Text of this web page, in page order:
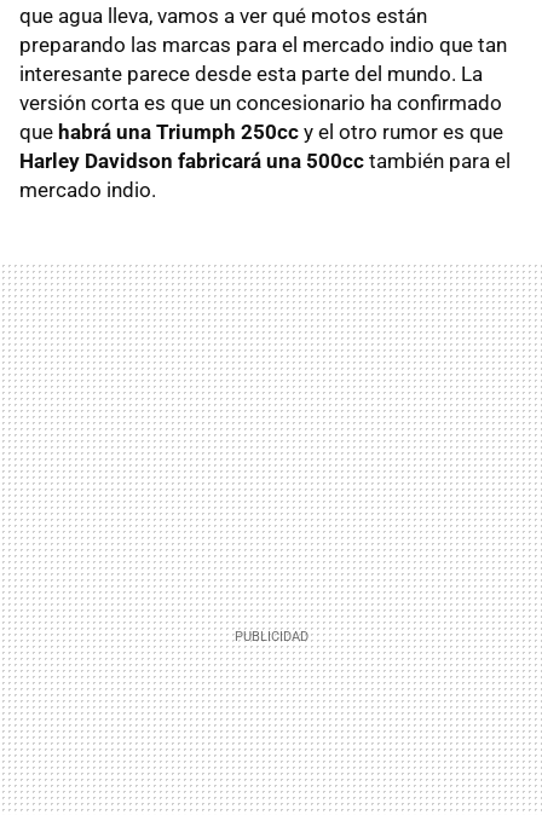
que agua lleva, vamos a ver qué motos están
preparando las marcas para el mercado indio que tan
interesante parece desde esta parte del mundo. La
versión corta es que un concesionario ha confirmado
que habrá una Triumph 250cc y el otro rumor es que
Harley Davidson fabricará una 500cc también para el
mercado indio.